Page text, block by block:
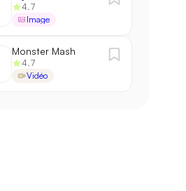
4.7
Image
Monster Mash
4.7
Vidéo